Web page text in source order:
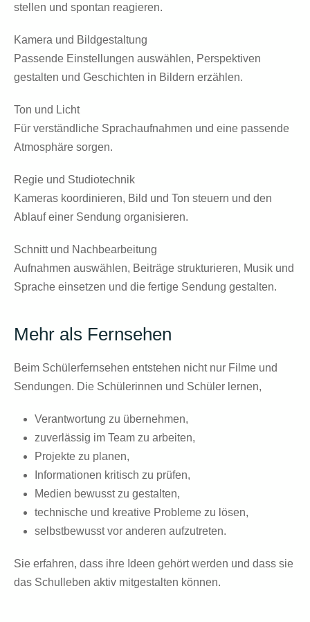
stellen und spontan reagieren.
Kamera und Bildgestaltung
Passende Einstellungen auswählen, Perspektiven
gestalten und Geschichten in Bildern erzählen.
Ton und Licht
Für verständliche Sprachaufnahmen und eine passende
Atmosphäre sorgen.
Regie und Studiotechnik
Kameras koordinieren, Bild und Ton steuern und den
Ablauf einer Sendung organisieren.
Schnitt und Nachbearbeitung
Aufnahmen auswählen, Beiträge strukturieren, Musik und
Sprache einsetzen und die fertige Sendung gestalten.
Mehr als Fernsehen
Beim Schülerfernsehen entstehen nicht nur Filme und
Sendungen. Die Schülerinnen und Schüler lernen,
Verantwortung zu übernehmen,
zuverlässig im Team zu arbeiten,
Projekte zu planen,
Informationen kritisch zu prüfen,
Medien bewusst zu gestalten,
technische und kreative Probleme zu lösen,
selbstbewusst vor anderen aufzutreten.
Sie erfahren, dass ihre Ideen gehört werden und dass sie
das Schulleben aktiv mitgestalten können.